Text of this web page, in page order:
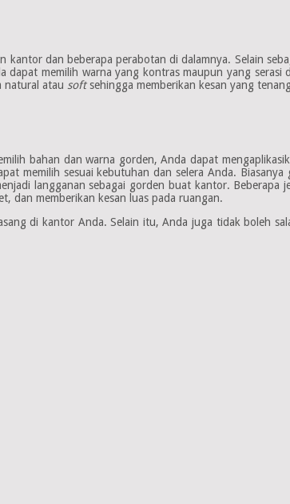
dan beberapa perabotan di dalamnya. Selain
memilih warna yang kontras maupun yang
natural atau softsehingga memberikan kesan yang
bahan dan warna gorden, Anda dapat
memilih sesuai kebutuhan dan selera Anda.
langganan sebagai gorden buat kantor.
dan memberikan kesan luas pada ruangan.
di kantor Anda. Selain itu, Anda juga tidak boleh